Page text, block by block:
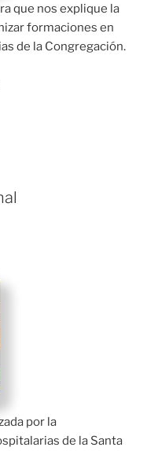
que nos explique la
formaciones en
de la Congregación.
por la
de la Santa